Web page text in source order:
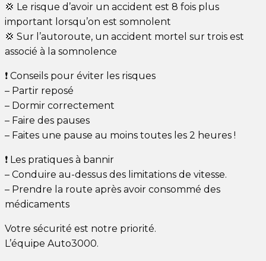
💢 Le risque d’avoir un accident est 8 fois plus
important lorsqu’on est somnolent
💢 Sur l’autoroute, un accident mortel sur trois est
associé à la somnolence
❗️ Conseils pour éviter les risques
– Partir reposé
– Dormir correctement
– Faire des pauses
– Faites une pause au moins toutes les 2 heures !
❗️ Les pratiques à bannir
– Conduire au-dessus des limitations de vitesse.
– Prendre la route après avoir consommé des
médicaments
Votre sécurité est notre priorité.
L’équipe Auto3000.